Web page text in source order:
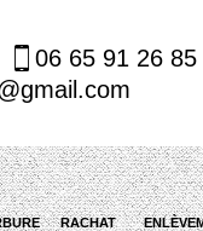
06 65 91 26 85
RACHAT